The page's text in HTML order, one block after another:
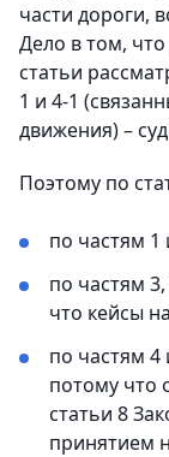
части дороги,
Дело в том, что
статьи
1 и 4-1
движения) –
Поэтому по
по частям 1
по частям
что кейсы
по частям 4
потому что
статьи 8
принятием